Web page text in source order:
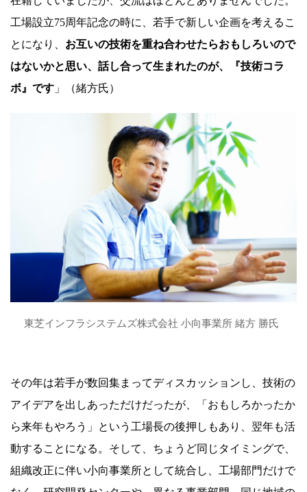
工場設立75周年記念の時に、若手で新しい企画を考えるこ
とになり、 お互いの技術を重ね合わせたらおもしろいので
はないかと思い、話し合って生まれたのが、『技術コラ
ボ』です 」（緒方氏）
東芝インフラシステムズ株式会社 小向事業所 緒方 勝氏
その年は若手が数回集まってディスカッションし、技術の
アイデアを出しあっただけだったが、「おもしろかったか
ら来年もやろう」という工場長の後押しもあり、翌年も活
動することになる。そして、ちょうど同じタイミングで、
組織改正に伴い小向事業所として統合し、工場部門だけで